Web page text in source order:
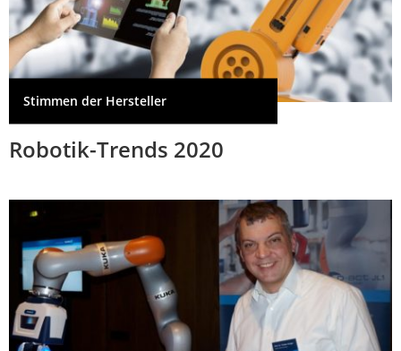
Stimmen der Hersteller
Robotik-Trends 2020